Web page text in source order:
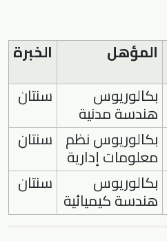
المؤهل
الخبرة
بكالوريوس
هندسة مدنية
سنتان
بكالوريوس نظم
معلومات إدارية
سنتان
بكالوريوس
هندسة كيميائية
سنتان